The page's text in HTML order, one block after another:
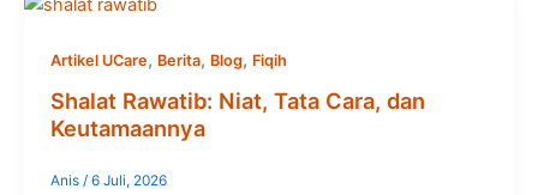
Artikel UCare, Berita, Blog, Fiqih
Shalat Rawatib: Niat, Tata Cara, dan
Keutamaannya
Anis / 6 Juli, 2026